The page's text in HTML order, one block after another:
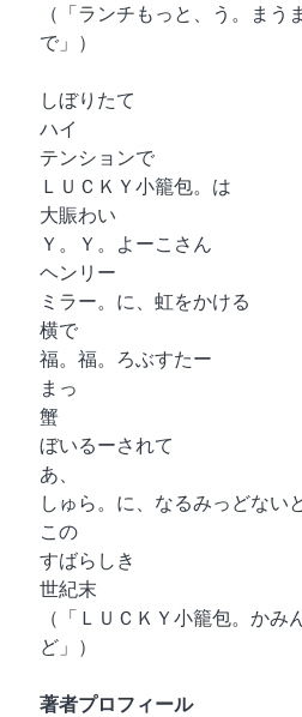
（「ランチもっと、う。まう
で」）
しぼりたて
ハイ
テンションで
ＬＵＣＫＹ小籠包。は
大賑わい
Ｙ。Ｙ。よーこさん
ヘンリー
ミラー。に、虹をかける
横で
福。福。ろぶすたー
まっ
蟹
ぼいるーされて
あ、
しゅら。に、なるみっどない
この
すばらしき
世紀末
（「ＬＵＣＫＹ小籠包。かみ
ど」）
著者プロフィール